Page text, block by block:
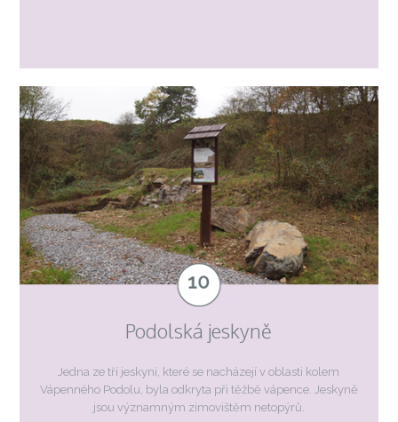
Podolská jeskyně
Jedna ze tří jeskyní, které se nacházejí v oblasti kolem
Vápenného Podolu, byla odkryta při těžbě vápence. Jeskyně
jsou významným zimovištěm netopýrů.